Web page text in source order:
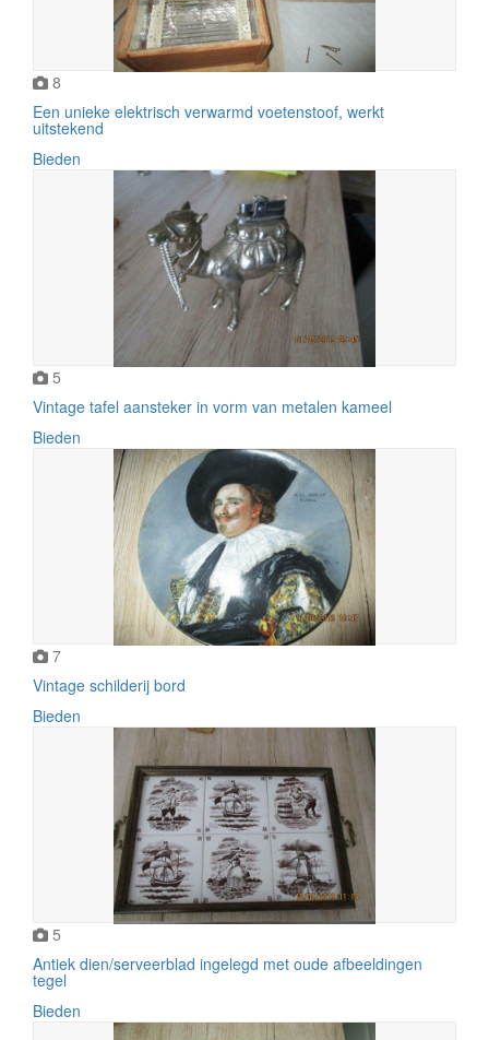
8
Een unieke elektrisch verwarmd voetenstoof, werkt
uitstekend
Bieden
5
Vintage tafel aansteker in vorm van metalen kameel
Bieden
7
Vintage schilderij bord
Bieden
5
Antiek dien/serveerblad ingelegd met oude afbeeldingen
tegel
Bieden